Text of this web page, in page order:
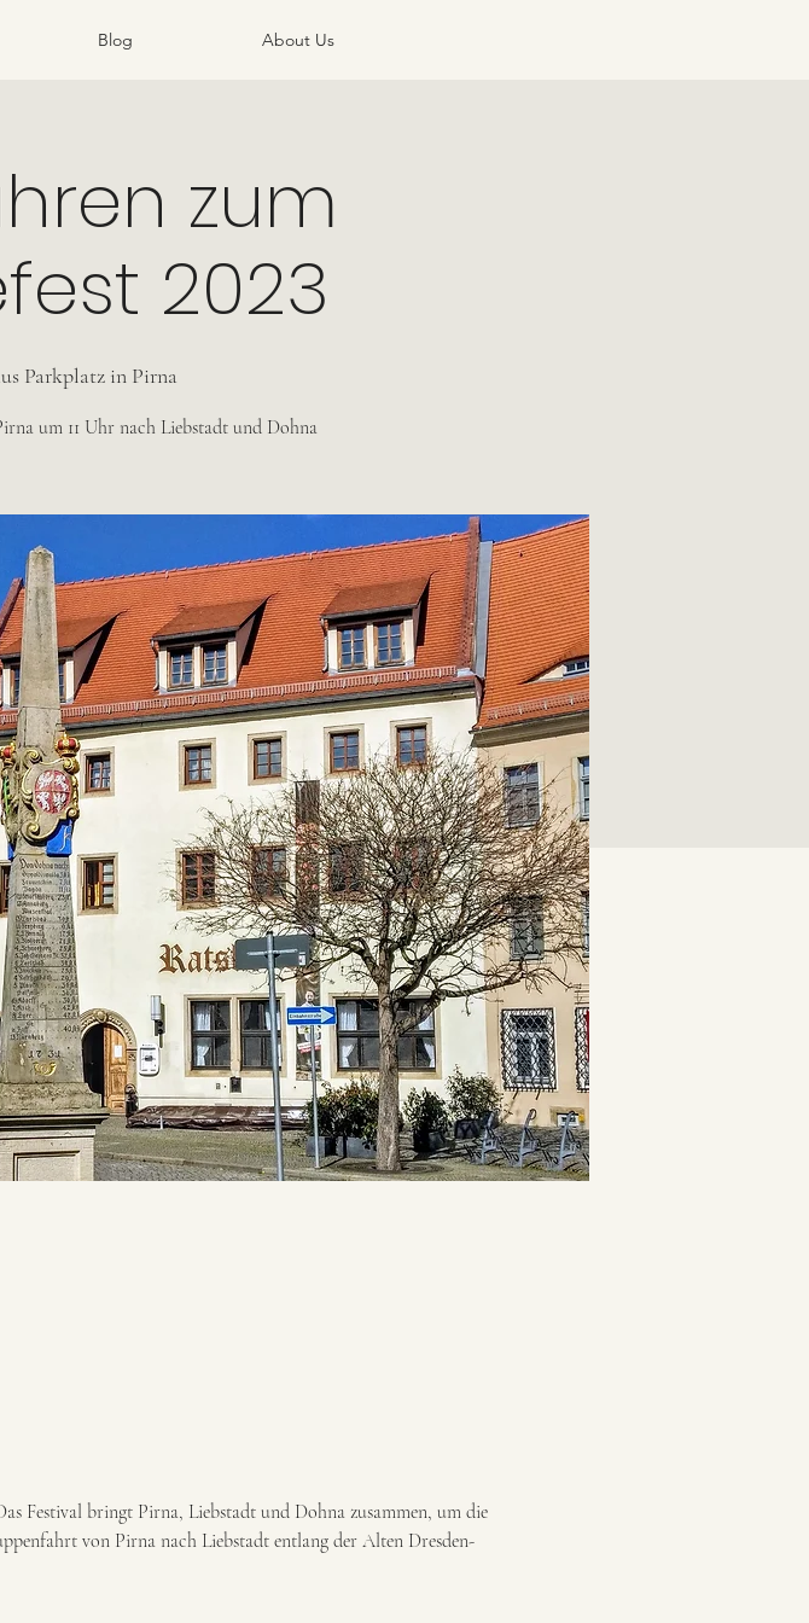
Blog About Us
zum
2023
Parkplatz in Pirna
um 11 Uhr nach Liebstadt und Dohna
Festival bringt Pirna, Liebstadt und Dohna zusammen, um die
von Pirna nach Liebstadt entlang der Alten Dresden-